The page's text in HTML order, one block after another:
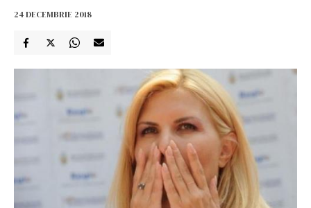
24 DECEMBRIE 2018